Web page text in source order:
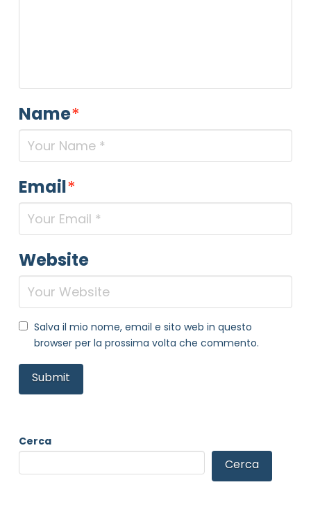
Name*
Email*
Website
Salva il mio nome, email e sito web in questo
browser per la prossima volta che commento.
Cerca
Cerca